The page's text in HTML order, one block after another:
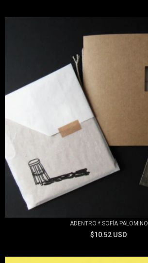
ADENTRO * SOFÍA PALOMINO
$10.52 USD